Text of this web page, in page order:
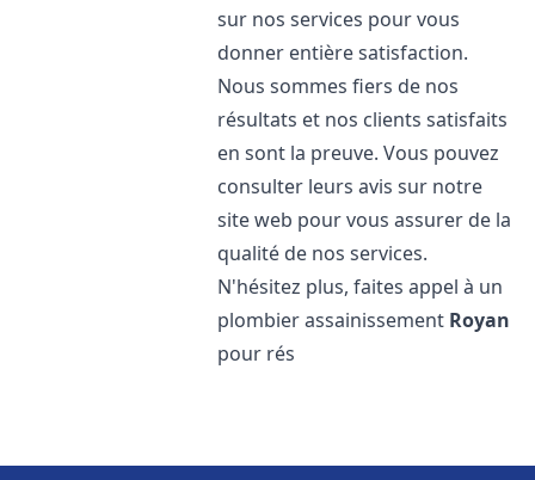
sur nos services pour vous
donner entière satisfaction.
Nous sommes fiers de nos
résultats et nos clients satisfaits
en sont la preuve. Vous pouvez
consulter leurs avis sur notre
site web pour vous assurer de la
qualité de nos services.
N'hésitez plus, faites appel à un
plombier assainissement Royan
pour rés